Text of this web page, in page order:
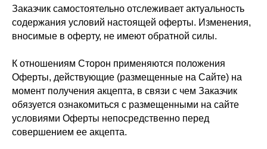
Заказчик самостоятельно отслеживает актуальность
содержания условий настоящей оферты. Изменения,
вносимые в оферту, не имеют обратной силы.
К отношениям Сторон применяются положения
Оферты, действующие (размещенные на Сайте) на
момент получения акцепта, в связи с чем Заказчик
обязуется ознакомиться с размещенными на сайте
условиями Оферты непосредственно перед
совершением ее акцепта.